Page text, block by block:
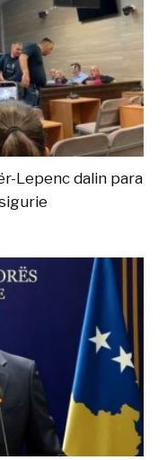
Lepenc dalin para